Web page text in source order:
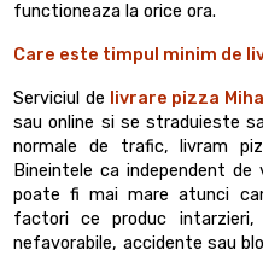
functioneaza la orice ora.
Care este timpul minim de
Serviciul de livrare pizza
sau online si se straduieste
normale de trafic, livram
Bineintele ca independent
poate fi mai mare atunci
factori ce produc intarzieri,
nefavorabile, accidente sau